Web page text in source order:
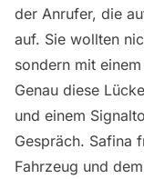
der Anrufer, die
auf. Sie wollten
sondern mit
Genau diese
und einem
Gespräch. Safina
Fahrzeug und